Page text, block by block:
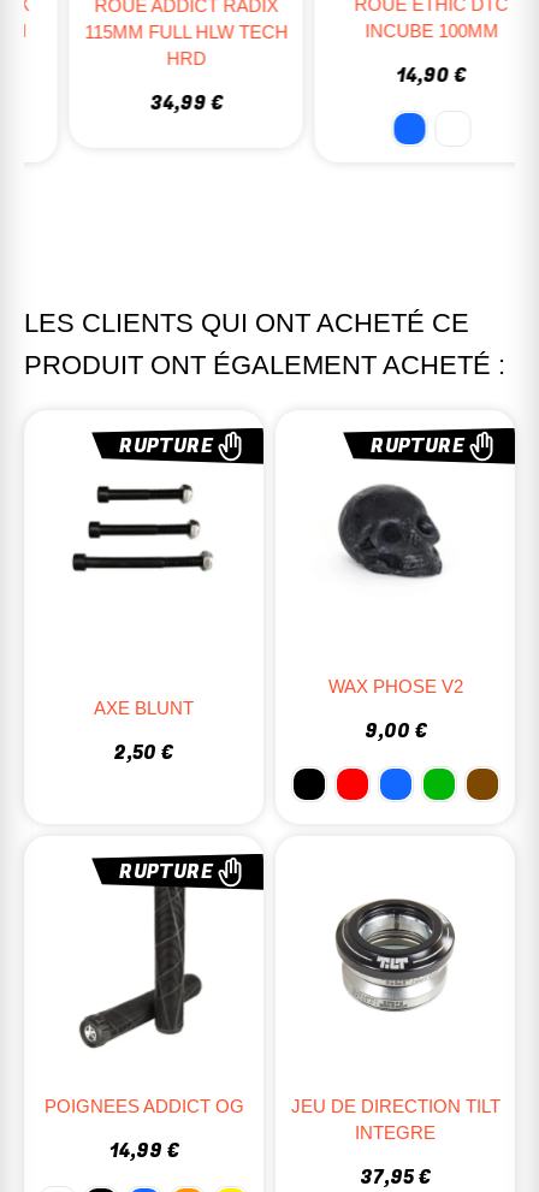
ROUE ADDICT RADIX
115MM FULL HLW TECH
34,99 €
INCUBE 100MM
14,90 €
LES CLIENTS QUI ONT ACHETÉ CE
PRODUIT ONT ÉGALEMENT ACHETÉ :
RUPTURE
AXE BLUNT
2,50 €
RUPTURE
WAX PHOSE V2
9,00 €
RUPTURE
POIGNEES ADDICT OG
14,99 €
JEU DE DIRECTION TILT
INTEGRE
37,95 €